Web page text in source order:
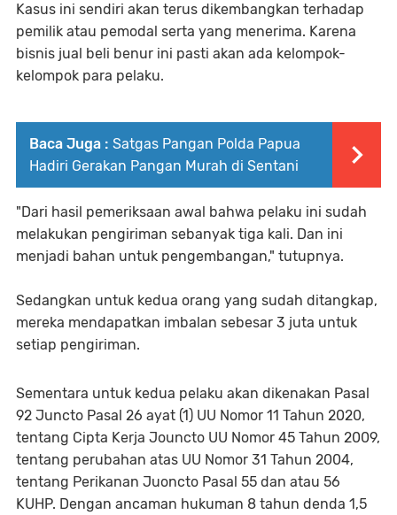
Kasus ini sendiri akan terus dikembangkan terhadap
pemilik atau pemodal serta yang menerima. Karena
bisnis jual beli benur ini pasti akan ada kelompok-
kelompok para pelaku.
Baca Juga : Satgas Pangan Polda Papua
Hadiri Gerakan Pangan Murah di Sentani
"Dari hasil pemeriksaan awal bahwa pelaku ini sudah
melakukan pengiriman sebanyak tiga kali. Dan ini
menjadi bahan untuk pengembangan," tutupnya.
Sedangkan untuk kedua orang yang sudah ditangkap,
mereka mendapatkan imbalan sebesar 3 juta untuk
setiap pengiriman.
Sementara untuk kedua pelaku akan dikenakan Pasal
92 Juncto Pasal 26 ayat (1) UU Nomor 11 Tahun 2020,
tentang Cipta Kerja Jouncto UU Nomor 45 Tahun 2009,
tentang perubahan atas UU Nomor 31 Tahun 2004,
tentang Perikanan Juoncto Pasal 55 dan atau 56
KUHP. Dengan ancaman hukuman 8 tahun denda 1,5